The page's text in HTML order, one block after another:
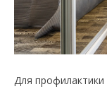
Для